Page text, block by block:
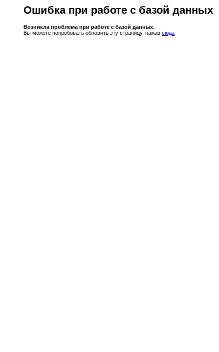
Ошибка при работе с базой данных
Возникла проблема при работе с базой данных.
Вы можете попробовать обновить эту страницу, нажав сюда